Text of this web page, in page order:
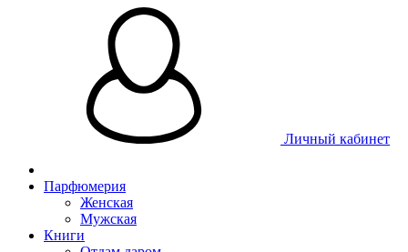
Личный кабинет
Парфюмерия
Женская
Мужская
Книги